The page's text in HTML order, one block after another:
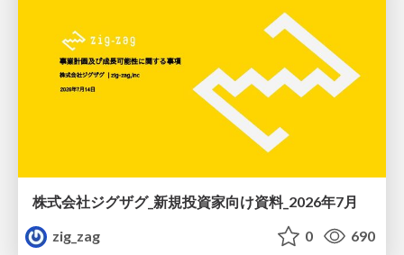
株式会社ジグザグ_新規投資家向け資料_2026年7月
zig_zag
0 690